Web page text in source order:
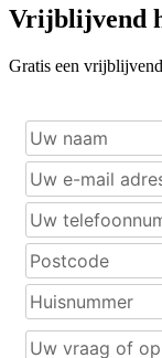
Vrijblijvend
Gratis een